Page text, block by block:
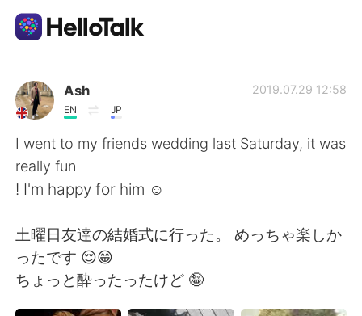
App di scambio linguistico
AI Grammar Checker
Italiano
English 简体中文
繁體中文 Español
Ash
EN JP
2019.07.29 12:58
I went to my friends wedding last Saturday, it was
really fun
! I'm happy for him ☺️
土曜日友達の結婚式に行った。 めっちゃ楽しか
ったです 😌😁
ちょっと酔ったったけど 🤪